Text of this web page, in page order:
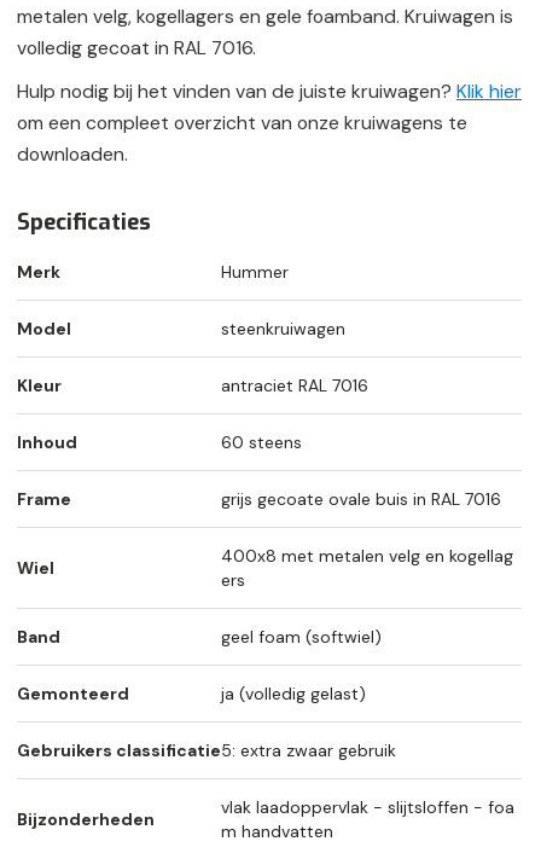
metalen velg, kogellagers en gele foamband. Kruiwagen is
volledig gecoat in RAL 7016.
Hulp nodig bij het vinden van de juiste kruiwagen? Klik hier
om een compleet overzicht van onze kruiwagens te
downloaden.
Specificaties
Merk Hummer
Model steenkruiwagen
Kleur antraciet RAL 7016
Inhoud 60 steens
Frame grijs gecoate ovale buis in RAL 7016
Wiel
400x8 met metalen velg en kogellag
ers
Band geel foam (softwiel)
Gemonteerd ja (volledig gelast)
Gebruikers classificatie5: extra zwaar gebruik
Bijzonderheden
vlak laadoppervlak - slijtsloffen - foa
m handvatten